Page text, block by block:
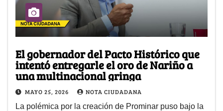
El gobernador del Pacto Histórico que
intentó entregarle el oro de Nariño a
una multinacional gringa
MAYO 25, 2026 NOTA CIUDADANA
La polémica por la creación de Prominar puso bajo la